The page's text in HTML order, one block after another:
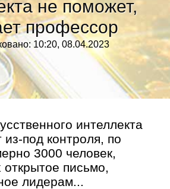
не поможет,
профессор
10:20, 08.04.2023
интеллекта
под контроля, по
3000 человек,
письмо,
лидерам...